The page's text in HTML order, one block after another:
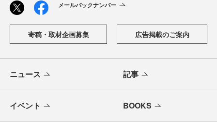
メールバックナンバー
寄稿・取材企画募集 広告掲載のご案内
ニュース 記事
イベント BOOKS